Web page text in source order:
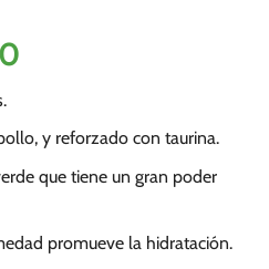
El
es:
S/.
y reforzado con taurina.
que tiene un gran poder
promueve la hidratación.